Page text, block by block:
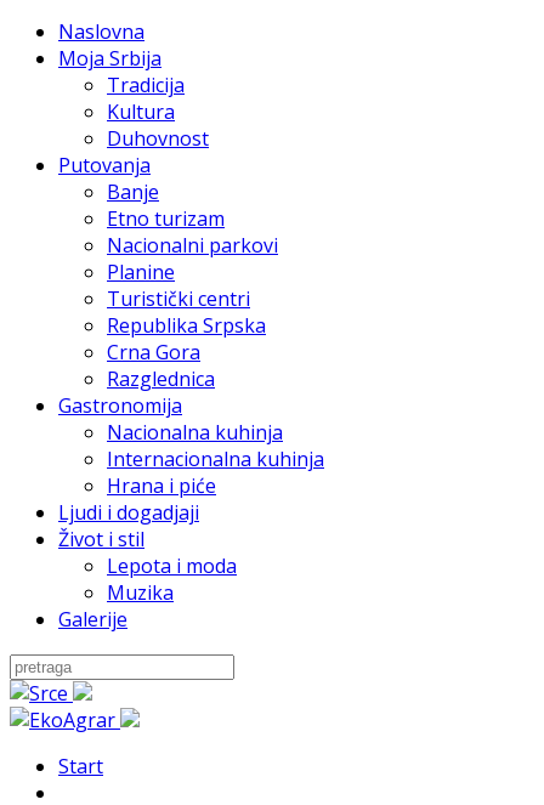
Naslovna
Moja Srbija
Tradicija
Kultura
Duhovnost
Putovanja
Banje
Etno turizam
Nacionalni parkovi
Planine
Turistički centri
Republika Srpska
Crna Gora
Razglednica
Gastronomija
Nacionalna kuhinja
Internacionalna kuhinja
Hrana i piće
Ljudi i dogadjaji
Život i stil
Lepota i moda
Muzika
Galerije
Start